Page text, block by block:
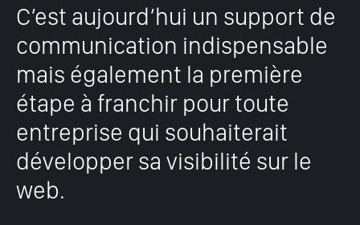
C’est aujourd’hui un support de
communication indispensable
mais également la première
étape à franchir pour toute
entreprise qui souhaiterait
développer sa visibilité sur le
web.